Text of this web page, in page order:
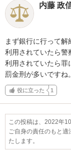
内藤 政
まず銀行に行って解
利用されていたら警
利用されていたら罪
罰金刑が多いですね。
役に立った 1
この投稿は、2022年
ご自身の責任のもと
たします。